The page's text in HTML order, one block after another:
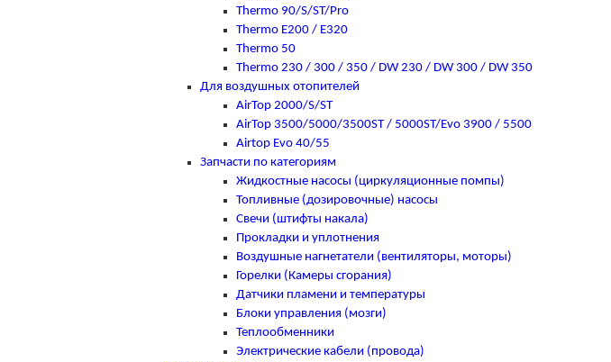
Thermo 90/S/ST/Pro
Thermo E200 / E320
Thermo 50
Thermo 230 / 300 / 350 / DW 230 / DW 300 / DW 350
Для воздушных отопителей
AirTop 2000/S/ST
AirTop 3500/5000/3500ST / 5000ST/Evo 3900 / 5500
Airtop Evo 40/55
Запчасти по категориям
Жидкостные насосы (циркуляционные помпы)
Топливные (дозировочные) насосы
Свечи (штифты накала)
Прокладки и уплотнения
Воздушные нагнетатели (вентиляторы, моторы)
Горелки (Камеры сгорания)
Датчики пламени и температуры
Блоки управления (мозги)
Теплообменники
Электрические кабели (провода)